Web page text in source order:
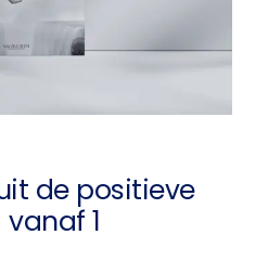
de positieve
1